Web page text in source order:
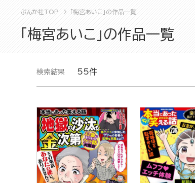
ぶんか社TOP 「梅宮あいこ」の作品一覧
「梅宮あいこ」の作品一覧
検索結果 55件